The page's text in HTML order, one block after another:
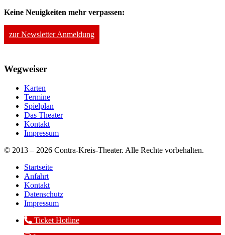
Keine Neuigkeiten mehr verpassen:
zur Newsletter Anmeldung
Wegweiser
Karten
Termine
Spielplan
Das Theater
Kontakt
Impressum
© 2013 – 2026 Contra-Kreis-Theater. Alle Rechte vorbehalten.
Startseite
Anfahrt
Kontakt
Datenschutz
Impressum
Ticket Hotline